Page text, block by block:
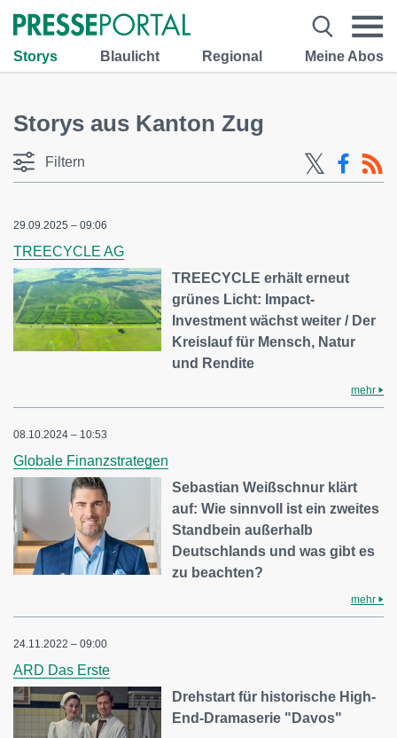
Storys Blaulicht Regional Meine Abos
Storys aus Kanton Zug
Filtern
29.09.2025 – 09:06
TREECYCLE AG
TREECYCLE erhält erneut
grünes Licht: Impact-
Investment wächst weiter / Der
Kreislauf für Mensch, Natur
und Rendite
mehr
08.10.2024 – 10:53
Globale Finanzstrategen
Sebastian Weißschnur klärt
auf: Wie sinnvoll ist ein zweites
Standbein außerhalb
Deutschlands und was gibt es
zu beachten?
mehr
24.11.2022 – 09:00
ARD Das Erste
Drehstart für historische High-
End-Dramaserie "Davos"